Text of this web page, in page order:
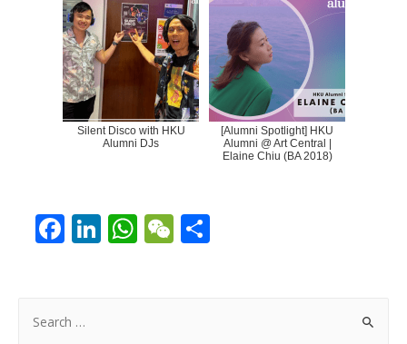
Silent Disco with HKU
Alumni DJs
[Alumni Spotlight] HKU
Alumni @ Art Central |
Elaine Chiu (BA 2018)
F
b
Li W W